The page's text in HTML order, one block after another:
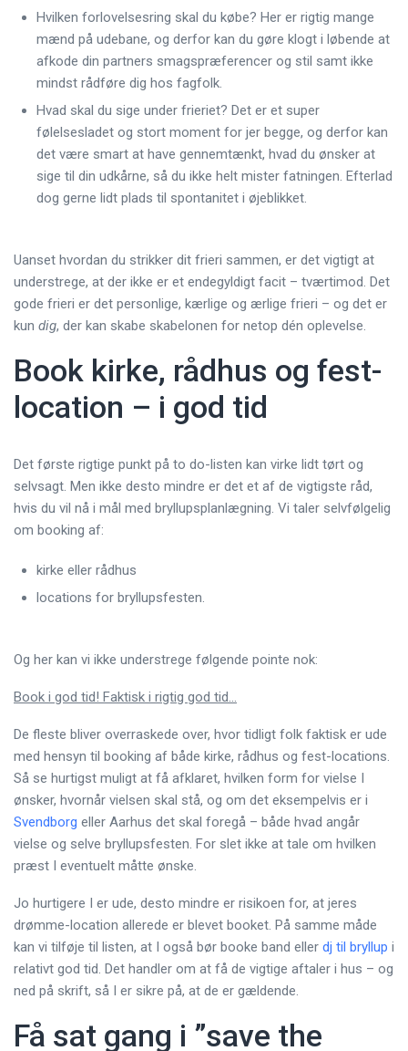
Hvilken forlovelsesring skal du købe? Her er rigtig mange
mænd på udebane, og derfor kan du gøre klogt i løbende at
afkode din partners smagspræferencer og stil samt ikke
mindst rådføre dig hos fagfolk.
Hvad skal du sige under frieriet? Det er et super
følelsesladet og stort moment for jer begge, og derfor kan
det være smart at have gennemtænkt, hvad du ønsker at
sige til din udkårne, så du ikke helt mister fatningen. Efterlad
dog gerne lidt plads til spontanitet i øjeblikket.
Uanset hvordan du strikker dit frieri sammen, er det vigtigt at
understrege, at der ikke er et endegyldigt facit – tværtimod. Det
gode frieri er det personlige, kærlige og ærlige frieri – og det er
kun dig, der kan skabe skabelonen for netop dén oplevelse.
Book kirke, rådhus og fest-
location – i god tid
Det første rigtige punkt på to do-listen kan virke lidt tørt og
selvsagt. Men ikke desto mindre er det et af de vigtigste råd,
hvis du vil nå i mål med bryllupsplanlægning. Vi taler selvfølgelig
om booking af:
kirke eller rådhus
locations for bryllupsfesten.
Og her kan vi ikke understrege følgende pointe nok:
Book i god tid! Faktisk i rigtig god tid…
De fleste bliver overraskede over, hvor tidligt folk faktisk er ude
med hensyn til booking af både kirke, rådhus og fest-locations.
Så se hurtigst muligt at få afklaret, hvilken form for vielse I
ønsker, hvornår vielsen skal stå, og om det eksempelvis er i
Svendborg eller Aarhus det skal foregå – både hvad angår
vielse og selve bryllupsfesten. For slet ikke at tale om hvilken
præst I eventuelt måtte ønske.
Jo hurtigere I er ude, desto mindre er risikoen for, at jeres
drømme-location allerede er blevet booket. På samme måde
kan vi tilføje til listen, at I også bør booke band eller dj til bryllup i
relativt god tid. Det handler om at få de vigtige aftaler i hus – og
ned på skrift, så I er sikre på, at de er gældende.
Få sat gang i ”save the